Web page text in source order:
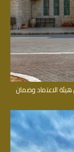
الاعتماد وضمان